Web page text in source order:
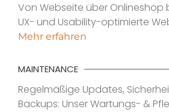
Von Webseite über Onlineshop
UX- und Usability-optimierte
Mehr erfahren
MAINTENANCE
Regelmäßige Updates,
Backups: Unser Wartungs- &